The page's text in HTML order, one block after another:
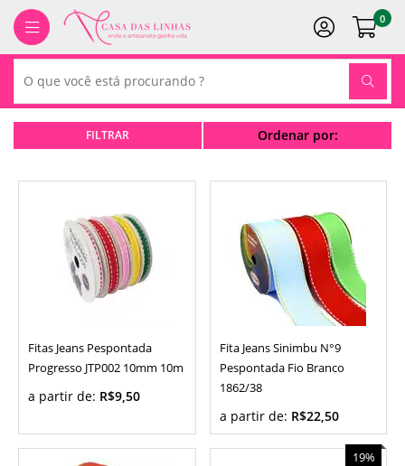
0
Ordenar por:
Fitas Jeans Pespontada
Progresso JTP002 10mm 10m
a partir de: R$9,50
Fita Jeans Sinimbu N°9
Pespontada Fio Branco
1862/38
a partir de: R$22,50
19%